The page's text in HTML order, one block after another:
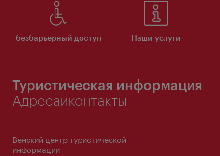
безбарьерный доступ Наши услуги
Туристическая информация
Адресаиконтакты
Венский центр туристической
информации